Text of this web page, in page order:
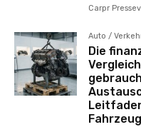
Carpr
Auto /
Die